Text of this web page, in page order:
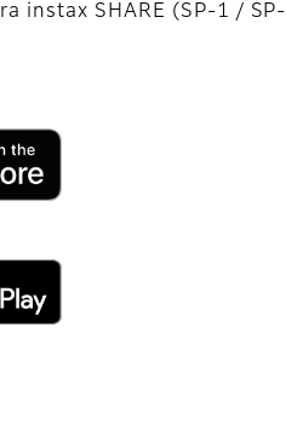
instax SHARE (SP-1 / SP-